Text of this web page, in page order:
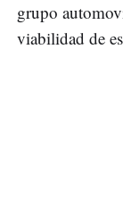
grupo
viabilidad de